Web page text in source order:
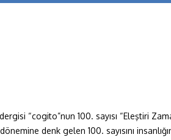
“cogito”nun 100. sayısı “Eleştiri
denk gelen 100. sayısını